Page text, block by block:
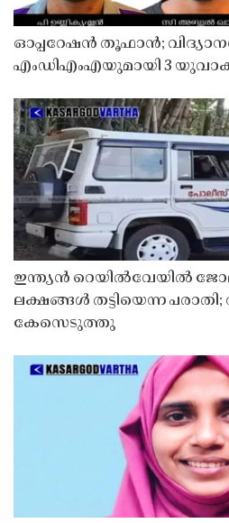
ഓപ്പറേഷൻ തൂഫാൻ;
എംഡിഎംഎയുമായി 3
ഇന്ത്യൻ റെയിൽവേയിൽ
ലക്ഷങ്ങൾ തട്ടിയെന്ന
കേസെടുത്തു